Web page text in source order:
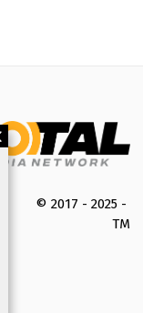
© 2017 - 2025 -